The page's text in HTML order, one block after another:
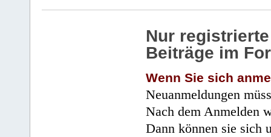
Nur
Beiträge im
Wenn Sie sich
Neuanmeldungen
Nach dem Anmelden
Dann können sie sich